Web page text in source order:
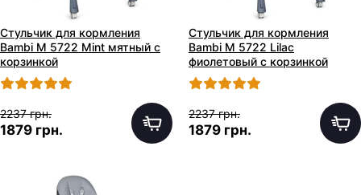
Стульчик для кормления
Bambi M 5722 Mint мятный с
корзинкой
2237 грн.
1879 грн.
Стульчик для кормления
Bambi M 5722 Lilac
фиолетовый с корзинкой
2237 грн.
1879 грн.